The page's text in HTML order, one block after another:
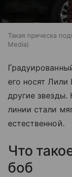
Такая прическа
Media
его носят
другие
линии стали
естественной.
Что
боб